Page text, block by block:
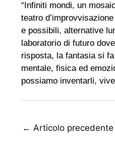
“Infiniti mondi, un
teatro
e possibili, alternative
laboratorio di futuro
risposta, la fantasia si
mentale, fisica ed
possiamo inventarli,
← Articolo precedente